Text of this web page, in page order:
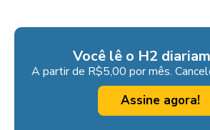
Você lê o H2
A partir de R$5,00 por mês.
Assine agora!